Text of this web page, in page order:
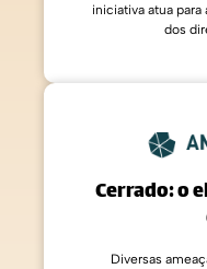
iniciativa atua para
dos
Cerrado: o
Diversas